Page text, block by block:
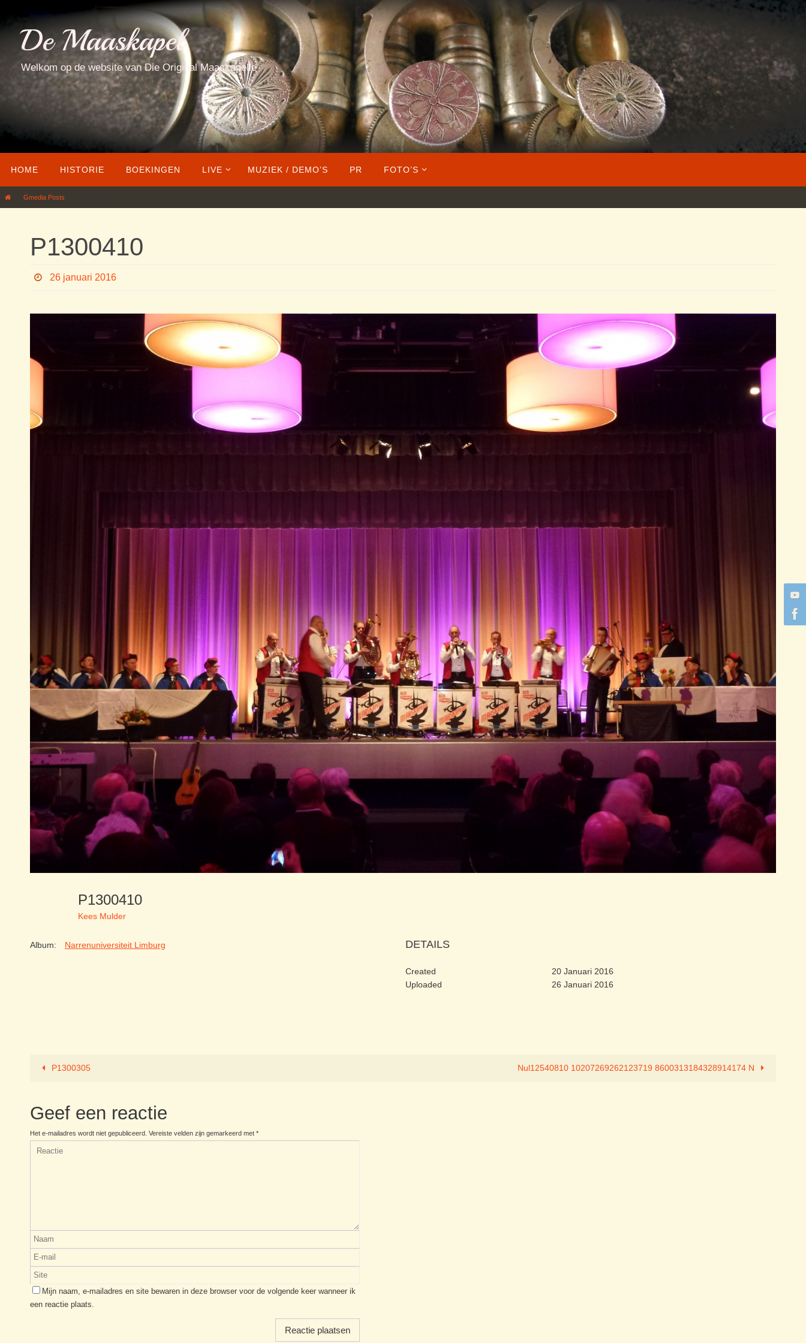
inhoudDe Maaskapel
Welkom op de website van Die Original Maaskapelle
naar
de
HOME HISTORIE BOEKINGEN LIVE MUZIEK / DEMO’S PR FOTO’S
HomeGmedia Posts
P1300410
26 januari 2016
P1300410
Kees Mulder
Album: Narrenuniversiteit Limburg DETAILS
Created
20 Januari 2016
Uploaded
26 Januari 2016
P1300305 Nul12540810 10207269262123719 8600313184328914174 N
Geef een reactie
Het e-mailadres wordt niet gepubliceerd. Vereiste velden zijn gemarkeerd met *
Mijn naam, e-mailadres en site bewaren in deze browser voor de volgende keer wanneer ik
een reactie plaats.